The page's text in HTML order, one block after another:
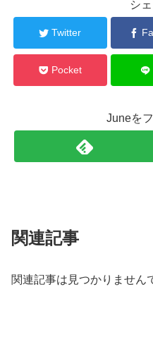
シ
Twitter
Pocket
Juneを
関連記事
関連記事は見つかりません